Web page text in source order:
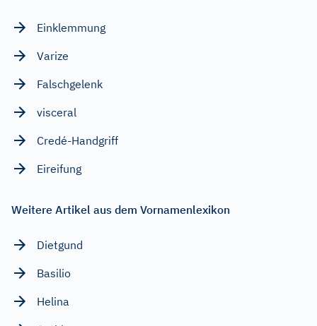
Einklemmung
Varize
Falschgelenk
visceral
Credé-Handgriff
Eireifung
Weitere Artikel aus dem Vornamenlexikon
Dietgund
Basilio
Helina